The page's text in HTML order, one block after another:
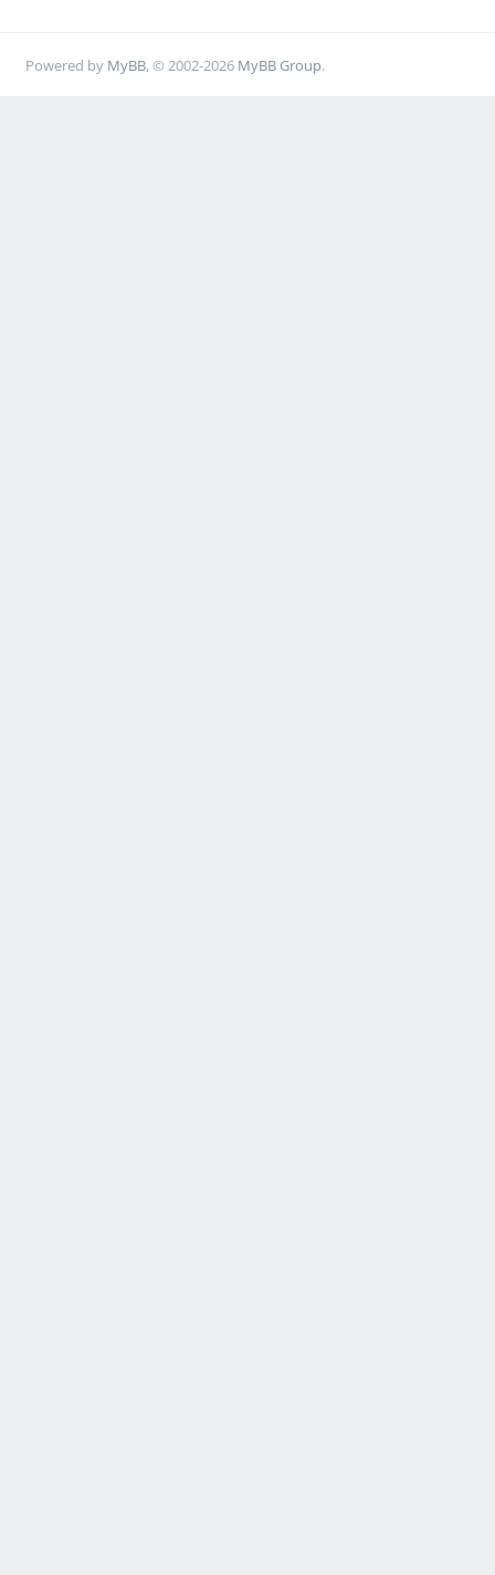
Powered by MyBB, © 2002-2026 MyBB Group.